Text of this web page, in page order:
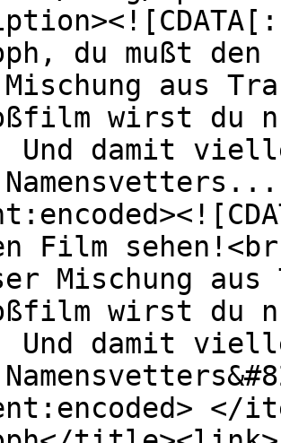
du mußt den
aus
wirst du
Und damit
Film sehen!<br
Mischung aus
wirst du
Und damit
</